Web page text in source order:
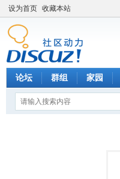
设为首页 收藏本站
论坛 群组 家园